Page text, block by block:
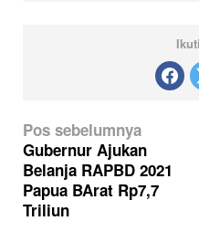
N
a
v
i
Pos sebelumnya
Gubernur Ajukan
Belanja RAPBD 2021
Papua BArat Rp7,7
Triliun